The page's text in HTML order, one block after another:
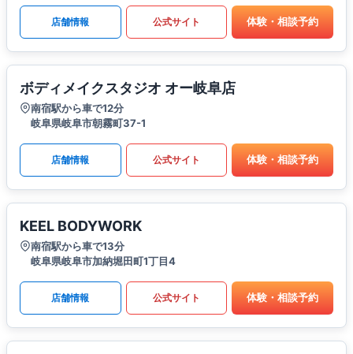
店舗情報 公式サイト 体験・相談予約
ボディメイクスタジオ オー岐阜店
南宿駅から車で12分
岐阜県岐阜市朝霧町37-1
店舗情報 公式サイト 体験・相談予約
KEEL BODYWORK
南宿駅から車で13分
岐阜県岐阜市加納堀田町1丁目4
店舗情報 公式サイト 体験・相談予約